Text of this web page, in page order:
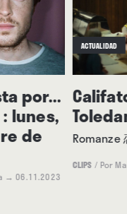
Hemos hecho cosas
en general nuestra
ser un producto de
sorprendidos.
Desde fuera da la
sonido, un
Todo es
veces ni nos
por...
lunes,
de
→ 06.11.2023
ACTUALIDAD
Romanze
CLIPS / Por